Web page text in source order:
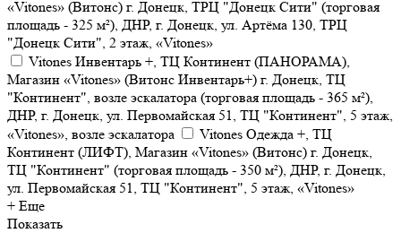
«Vitones» (Витонс) г. Донецк, ТРЦ "Донецк Сити" (торговая
площадь - 325 м²), ДНР, г. Донецк, ул. Артёма 130, ТРЦ
"Донецк Сити", 2 этаж, «Vitones»
Vitones Инвентарь +, ТЦ Континент (ПАНОРАМА),
Магазин «Vitones» (Витонс Инвентарь+) г. Донецк, ТЦ
"Континент", возле эскалатора (торговая площадь - 365 м²),
ДНР, г. Донецк, ул. Первомайская 51, ТЦ "Континент", 5 этаж,
«Vitones», возле эскалатора
Vitones Одежда +, ТЦ
Континент (ЛИФТ), Магазин «Vitones» (Витонс) г. Донецк,
ТЦ "Континент" (торговая площадь - 350 м²), ДНР, г. Донецк,
ул. Первомайская 51, ТЦ "Континент", 5 этаж, «Vitones»
+ Еще
Показать